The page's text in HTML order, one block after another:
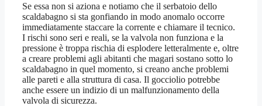
Se essa non si aziona e notiamo che il serbatoio dello
scaldabagno si sta gonfiando in modo anomalo occorre
immediatamente staccare la corrente e chiamare il tecnico.
I rischi sono seri e reali, se la valvola non funziona e la
pressione è troppa rischia di esplodere letteralmente e, oltre
a creare problemi agli abitanti che magari sostano sotto lo
scaldabagno in quel momento, si creano anche problemi
alle pareti e alla struttura di casa. Il gocciolio potrebbe
anche essere un indizio di un malfunzionamento della
valvola di sicurezza.